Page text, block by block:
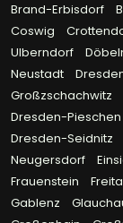
Brand-Erbisdorf
Coswig
Ulberndorf
Neustadt
Großzschachwitz
Dresden-Pieschen
Dresden-Seidnitz
Neugersdorf
Frauenstein
Gablenz